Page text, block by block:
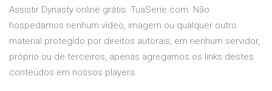
Assistir Dynasty online grátis. TuaSerie.com. Não
hospedamos nenhum vídeo, imagem ou qualquer outro
material protegido por direitos autorais, em nenhum servidor,
próprio ou de terceiros, apenas agregamos os links destes
conteúdos em nossos players.